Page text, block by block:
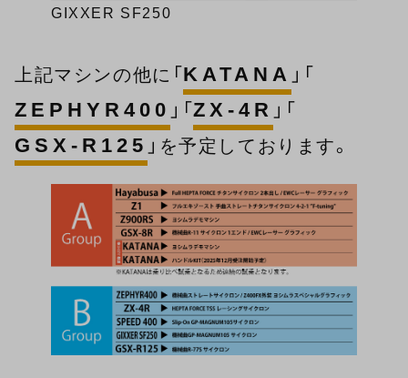
GIXXER SF250
上記マシンの他に「 KATANA 」「
ZEPHYR400 」「ZX-4R 」「
GSX-R125 」を予定しております。